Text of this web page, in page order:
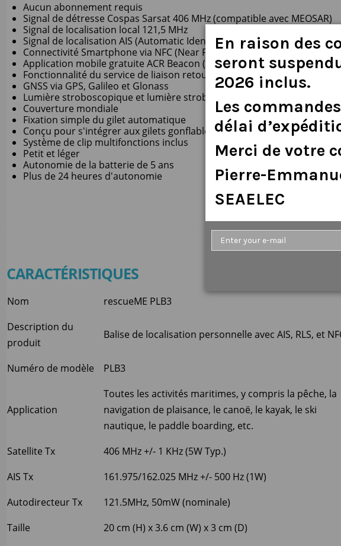
Aucun abonnement requis
Signal de détresse Cospas Sarsat 406 MHz (compatible avec MEOSAR)
Signal de localisation local 121,5 MHz
Signal de localisation AIS (Automatic Identification System)
Connectivité Smartphone via NFC (Near Field Communication)
Application mobile gratuite ACR Beacon (IOS et Android)
Fonctionnalité du service de liaison retour (RLS)
GNSS via GPS, Galileo et Glonass
Lumière stroboscopique et lumière stroboscopique infrarouge
Couverture mondiale
Fixation simple du gilet automatique
Conçu pour s'intégrer aux gilets gonflables classiques
Système de clip multifonctions inclus
Petit et léger
Autonomie de la batterie de 5 ans
Plus de 24 heures d'autonomie
CARACTÉRISTIQUES
Nom
rescueME PLB3
Description du
produit
Balise de localisation personnelle avec AIS, RLS, et
Numéro de modèle PLB3
Application
Toutes les activités maritimes, y compris la pêche, la
navigation de plaisance, le canoë, le kayak, le ski
nautique, le paddle boarding, etc.
Satellite Tx
406 MHz +/- 1 KHz (5W Typ.)
AIS Tx
161.975/162.025 MHz +/- 500 Hz (1W)
Autodirecteur Tx
121.5MHz, 50mW (nominale)
Taille
20 cm (H) x 3.6 cm (W) x 3 cm (D)
En raison des
seront
2026 inclus.
Les commandes
délai d’
Merci de votre
Pierre-
SEAELEC